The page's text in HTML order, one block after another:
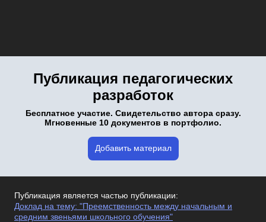
Публикация педагогических
разработок
Бесплатное участие. Свидетельство автора сразу.
Мгновенные 10 документов в портфолио.
Добавить материал
Публикация является частью публикации:
Доклад на тему: "Преемственность между начальным и
средним звеньями школьного обучения"